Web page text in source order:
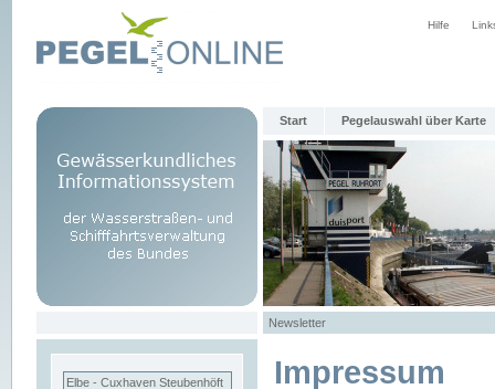
Hilfe
Start Pegelauswahl über Karte
Newsletter
Elbe - Cuxhaven Steubenhöft Impressum